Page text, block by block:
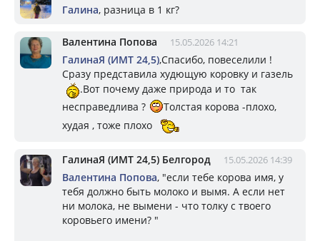
Галина, разница в 1 кг?
Валентина Попова 15.05.2026 14:21
ГалинаЯ (ИМТ 24,5),Спасибо, повеселили !
Сразу представила худющую коровку и газель
.Вот почему даже природа и то так
несправедлива ?
Толстая корова -плохо,
худая , тоже плохо
ГалинаЯ (ИМТ 24,5) Белгород 15.05.2026 14:39
Валентина Попова, "если тебе корова имя, у
тебя должно быть молоко и вымя. А если нет
ни молока, не вымени - что толку с твоего
коровьего имени? "